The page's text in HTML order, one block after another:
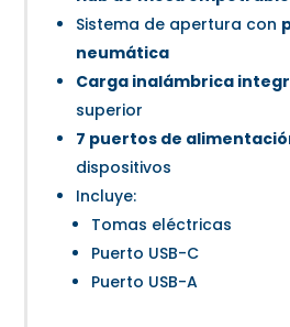
Sistema de apertura con
neumática
Carga inalámbrica
superior
7 puertos de
dispositivos
Incluye:
Tomas eléctricas
Puerto USB-C
Puerto USB-A